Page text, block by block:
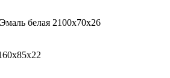
белая 2100х70х26